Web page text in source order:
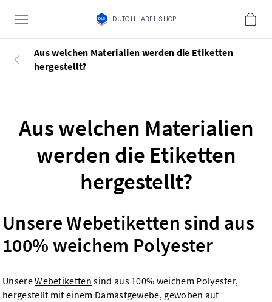
DUTCH LABEL SHOP
Aus welchen Materialien werden die Etiketten
hergestellt?
Aus welchen Materialien
werden die Etiketten
hergestellt?
Unsere Webetiketten sind aus
100% weichem Polyester
UnsereWebetiketten sind aus 100% weichem Polyester,
hergestellt mit einem Damastgewebe, gewoben auf